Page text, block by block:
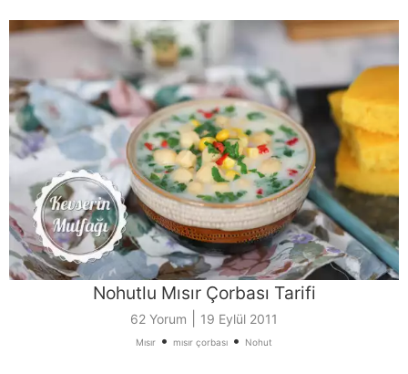
Nohutlu Mısır Çorbası Tarifi
62 Yorum 19 Eylül 2011
Mısır • mısır çorbası • Nohut